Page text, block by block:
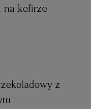
na kefirze
z